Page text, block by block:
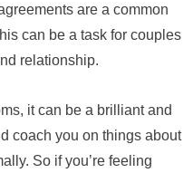
are a common
can be a task for couples
relationship.
it can be a brilliant and
coach you on things about
So if you’re feeling